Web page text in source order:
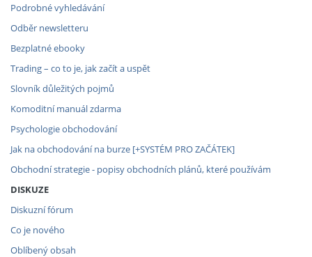
Podrobné vyhledávání
Odběr newsletteru
Bezplatné ebooky
Trading – co to je, jak začít a uspět
Slovník důležitých pojmů
Komoditní manuál zdarma
Psychologie obchodování
Jak na obchodování na burze [+SYSTÉM PRO ZAČÁTEK]
Obchodní strategie - popisy obchodních plánů, které používám
DISKUZE
Diskuzní fórum
Co je nového
Oblíbený obsah